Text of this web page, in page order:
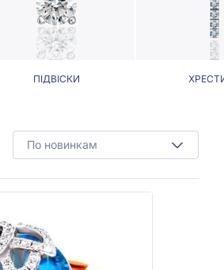
ПІДВІСКИ
По новинкам